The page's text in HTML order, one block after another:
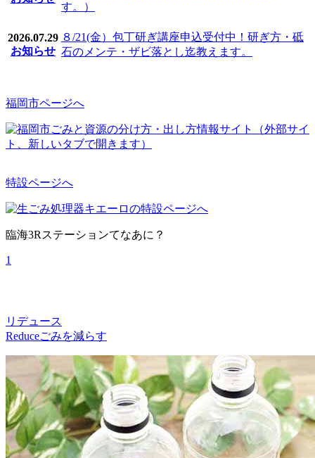
す。）
2026.07.29
お知らせ
８/21(金）包丁研ぎ講座申込受付中！研ぎ方・砥
石のメンテ・ザビ落とし迄教えます。
福岡市ページへ
特設ページへ
臨海3Rステーションてなあに？
1
リデュース
Reduceごみを減らす